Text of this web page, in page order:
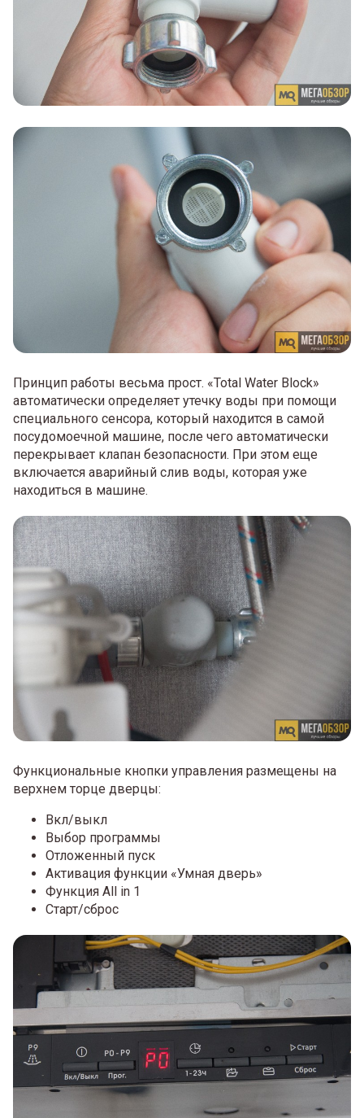
Принцип работы весьма прост. «Total Water Block»
автоматически определяет утечку воды при помощи
специального сенсора, который находится в самой
посудомоечной машине, после чего автоматически
перекрывает клапан безопасности. При этом еще
включается аварийный слив воды, которая уже
находиться в машине.
Функциональные кнопки управления размещены на
верхнем торце дверцы:
Вкл/выкл
Выбор программы
Отложенный пуск
Активация функции «Умная дверь»
Функция All in 1
Старт/сброс